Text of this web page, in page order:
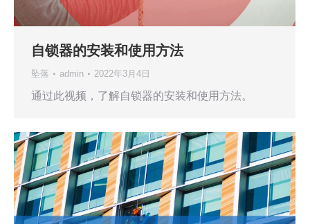
自锁器的安装和使用方法
坠落 admin 2022年3月4日
通过此视频，了解自锁器的安装和使用方法。